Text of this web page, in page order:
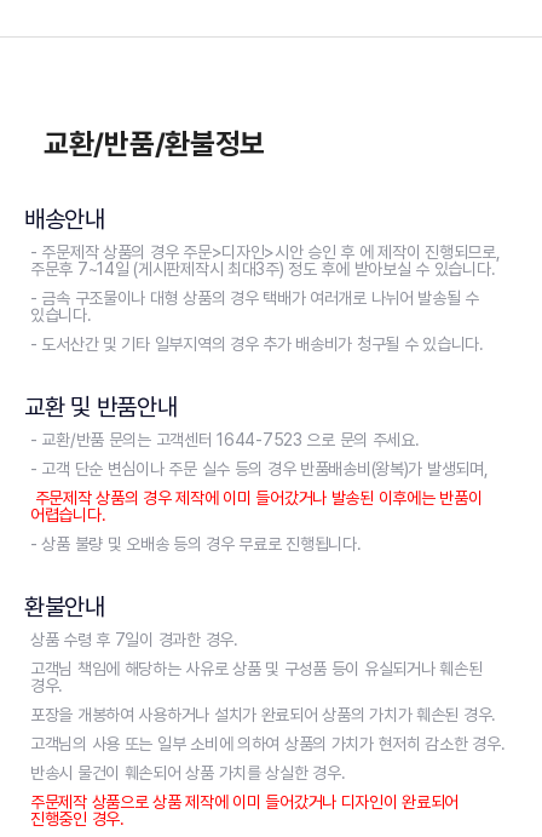
교환/반품/환불정보
배송안내
- 주문제작 상품의 경우 주문>디자인>시안 승인 후 에 제작이 진행되므로,
주문후 7~14일 (게시판제작시 최대3주) 정도 후에 받아보실 수 있습니다.
- 금속 구조물이나 대형 상품의 경우 택배가 여러개로 나뉘어 발송될 수
있습니다.
- 도서산간 및 기타 일부지역의 경우 추가 배송비가 청구될 수 있습니다.
교환 및 반품안내
- 교환/반품 문의는 고객센터 1644-7523 으로 문의 주세요.
- 고객 단순 변심이나 주문 실수 등의 경우 반품배송비(왕복)가 발생되며,
주문제작 상품의 경우 제작에 이미 들어갔거나 발송된 이후에는 반품이
어렵습니다.
- 상품 불량 및 오배송 등의 경우 무료로 진행됩니다.
환불안내
상품 수령 후 7일이 경과한 경우.
고객님 책임에 해당하는 사유로 상품 및 구성품 등이 유실되거나 훼손된
경우.
포장을 개봉하여 사용하거나 설치가 완료되어 상품의 가치가 훼손된 경우.
고객님의 사용 또는 일부 소비에 의하여 상품의 가치가 현저히 감소한 경우.
반송시 물건이 훼손되어 상품 가치를 상실한 경우.
주문제작 상품으로 상품 제작에 이미 들어갔거나 디자인이 완료되어
진행중인 경우.